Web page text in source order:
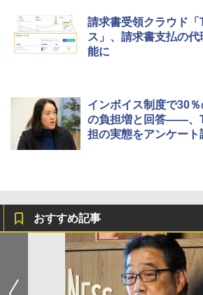
請求書受領クラウド「
ス」、請求書支払の
能に
インボイス制度で30
の負担増と回答――、
担の実態をアンケート
おすすめ記事